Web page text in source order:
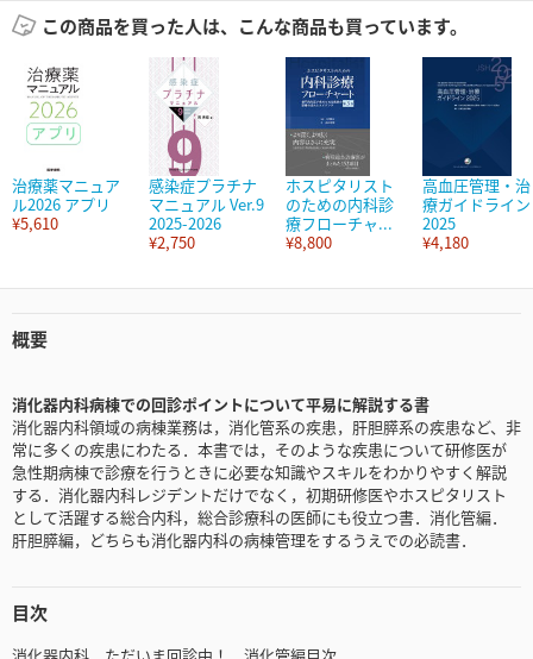
この商品を買った人は、こんな商品も買っています。
治療薬マニュア
ル2026 アプリ
¥5,610
感染症プラチナ
マニュアル Ver.9
2025-2026
¥2,750
ホスピタリスト
のための内科診
療フローチャ...
¥8,800
高血圧管理・治
療ガイドライン
2025
¥4,180
概要
消化器内科病棟での回診ポイントについて平易に解説する書
消化器内科領域の病棟業務は，消化管系の疾患，肝胆膵系の疾患など、非
常に多くの疾患にわたる．本書では，そのような疾患について研修医が
急性期病棟で診療を行うときに必要な知識やスキルをわかりやすく解説
する．消化器内科レジデントだけでなく，初期研修医やホスピタリスト
として活躍する総合内科，総合診療科の医師にも役立つ書．消化管編．
肝胆膵編，どちらも消化器内科の病棟管理をするうえでの必読書．
目次